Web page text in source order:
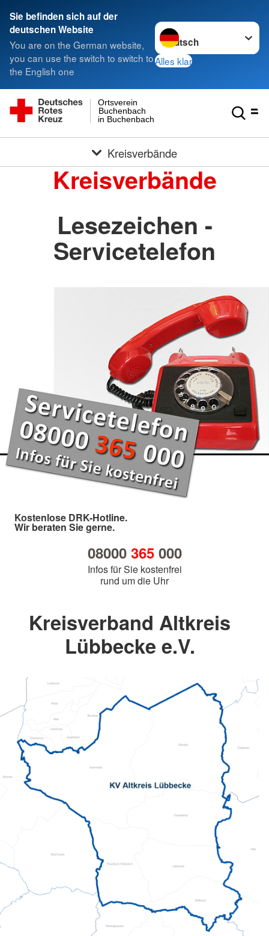
Sie befinden sich auf der
deutschen Website
You are on the German website,
you can use the switch to switch to
the English one
Sprache wechseln zu
Alles klar
in Buchenbach
Buchenbach
Ortsverein
Kreisverbände
Kreisverbände
Lesezeichen -
Servicetelefon
Kostenlose DRK-Hotline.
Wir beraten Sie gerne.
08000 365000
Infos für Sie kostenfrei
rund um die Uhr
Kreisverband Altkreis
Lübbecke e.V.